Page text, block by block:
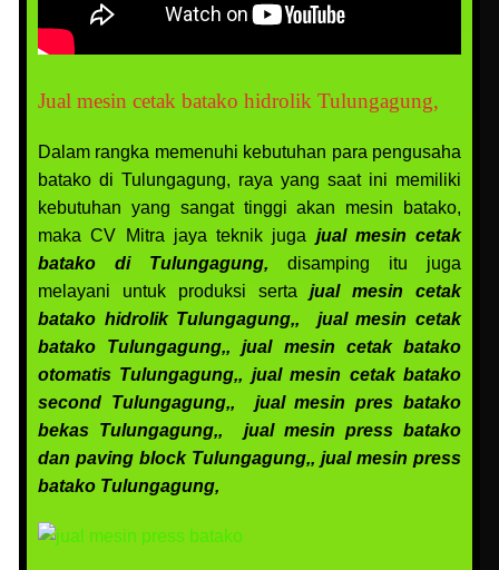
Jual mesin cetak batako hidrolik Tulungagung,
Dalam rangka memenuhi kebutuhan para pengusaha
batako di Tulungagung, raya yang saat ini memiliki
kebutuhan yang sangat tinggi akan mesin batako,
maka CV Mitra jaya teknik juga jual mesin cetak
batako di Tulungagung, disamping itu juga
melayani untuk produksi serta jual mesin cetak
batako hidrolik Tulungagung,, jual mesin cetak
batako Tulungagung,, jual mesin cetak batako
otomatis Tulungagung,, jual mesin cetak batako
second Tulungagung,, jual mesin pres batako
bekas Tulungagung,, jual mesin press batako
dan paving block Tulungagung,, jual mesin press
batako Tulungagung,